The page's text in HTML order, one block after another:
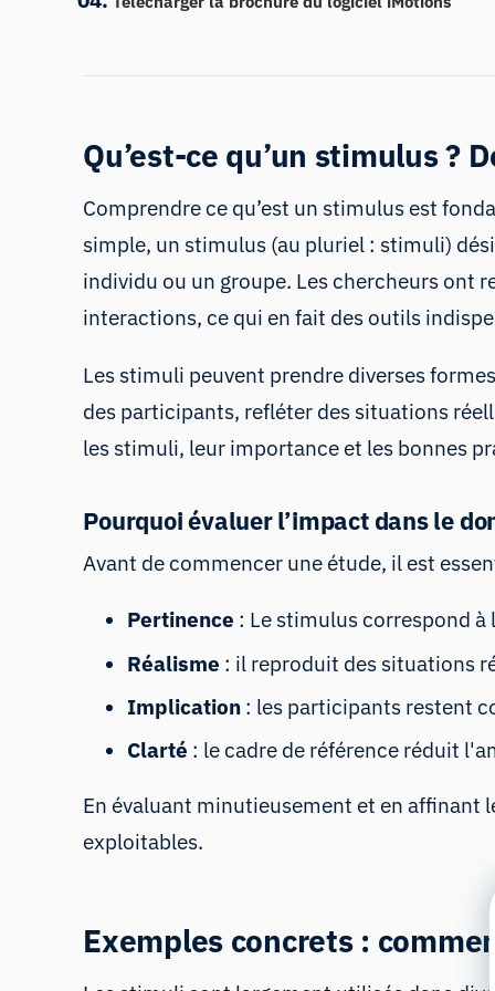
Qu’est-ce qu’un stimulus ?
Comprendre ce qu’est un stimulus est
simple, un stimulus (au pluriel : stimuli)
individu ou un groupe. Les chercheurs ont
interactions, ce qui en fait des outils
Les stimuli peuvent prendre diverses
des participants, refléter des situations
les stimuli, leur importance et les bonnes
Pourquoi évaluer l’impact dans le
Avant de commencer une étude, il est
Pertinence : Le stimulus correspond
Réalisme : il reproduit des situations
Implication : les participants restent
Clarté : le cadre de référence réduit
En évaluant minutieusement et en affinant
exploitables.
Exemples concrets :